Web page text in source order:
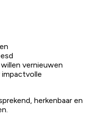
vernieuwen
impactvolle
herkenbaar en